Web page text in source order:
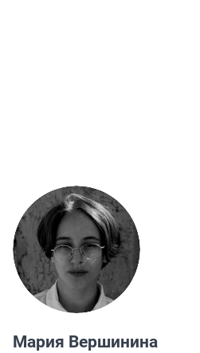
Мария Вершинина